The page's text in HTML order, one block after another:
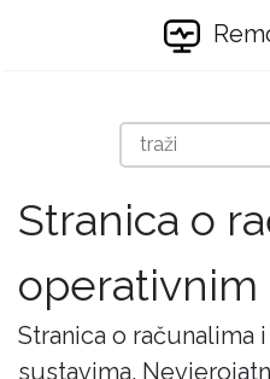
Stranica o
operativnim
Stranica o računalima
sustavima.